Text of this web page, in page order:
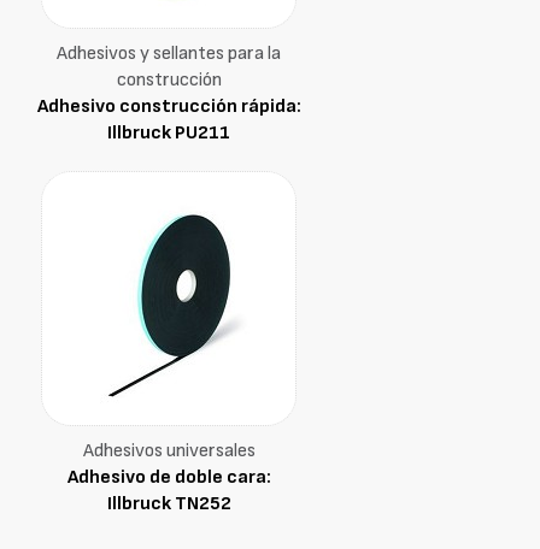
Adhesivos y sellantes para la
construcción
Adhesivo construcción rápida:
Illbruck PU211
Adhesivos universales
Adhesivo de doble cara:
Illbruck TN252